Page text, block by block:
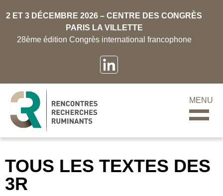
2 ET 3 DÉCEMBRE 2026 – CENTRE DES CONGRÈS
PARIS LA VILLETTE
28ème édition Congrès international francophone
MENU
TOUS LES TEXTES DES
3R